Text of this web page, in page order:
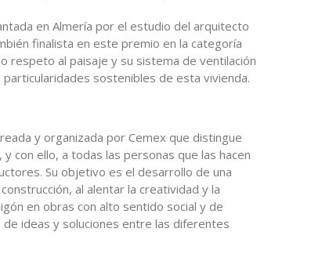
en Almería por el estudio del arquitecto
finalista en este premio en la categoría
respeto al paisaje y su sistema de ventilación
sostenibles de esta vivienda.
y organizada por Cemex que distingue
con ello, a todas las personas que las hacen
Su objetivo es el desarrollo de una
al alentar la creatividad y la
en obras con alto sentido social y de
ideas y soluciones entre las diferentes